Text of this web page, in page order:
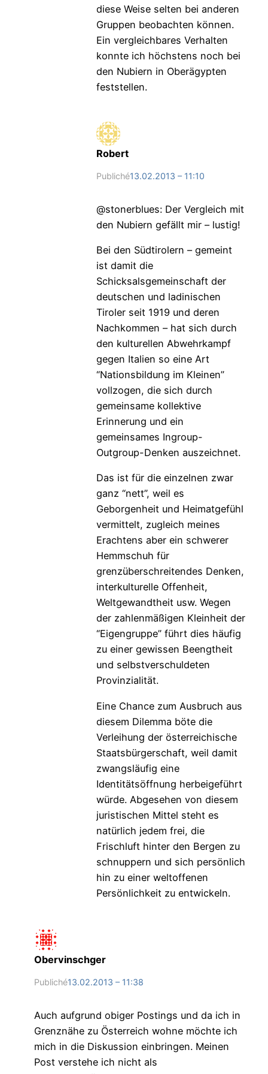
diese Weise selten bei anderen
Gruppen beobachten können.
Ein vergleichbares Verhalten
konnte ich höchstens noch bei
den Nubiern in Oberägypten
feststellen.
Robert
Publiché13.02.2013 – 11:10
@stonerblues: Der Vergleich mit
den Nubiern gefällt mir – lustig!
Bei den Südtirolern – gemeint
ist damit die
Schicksalsgemeinschaft der
deutschen und ladinischen
Tiroler seit 1919 und deren
Nachkommen – hat sich durch
den kulturellen Abwehrkampf
gegen Italien so eine Art
“Nationsbildung im Kleinen”
vollzogen, die sich durch
gemeinsame kollektive
Erinnerung und ein
gemeinsames Ingroup-
Outgroup-Denken auszeichnet.
Das ist für die einzelnen zwar
ganz “nett”, weil es
Geborgenheit und Heimatgefühl
vermittelt, zugleich meines
Erachtens aber ein schwerer
Hemmschuh für
grenzüberschreitendes Denken,
interkulturelle Offenheit,
Weltgewandtheit usw. Wegen
der zahlenmäßigen Kleinheit der
“Eigengruppe” führt dies häufig
zu einer gewissen Beengtheit
und selbstverschuldeten
Provinzialität.
Eine Chance zum Ausbruch aus
diesem Dilemma böte die
Verleihung der österreichische
Staatsbürgerschaft, weil damit
zwangsläufig eine
Identitätsöffnung herbeigeführt
würde. Abgesehen von diesem
juristischen Mittel steht es
natürlich jedem frei, die
Frischluft hinter den Bergen zu
schnuppern und sich persönlich
hin zu einer weltoffenen
Persönlichkeit zu entwickeln.
Obervinschger
Publiché13.02.2013 – 11:38
Auch aufgrund obiger Postings und da ich in
Grenznähe zu Österreich wohne möchte ich
mich in die Diskussion einbringen. Meinen
Post verstehe ich nicht als